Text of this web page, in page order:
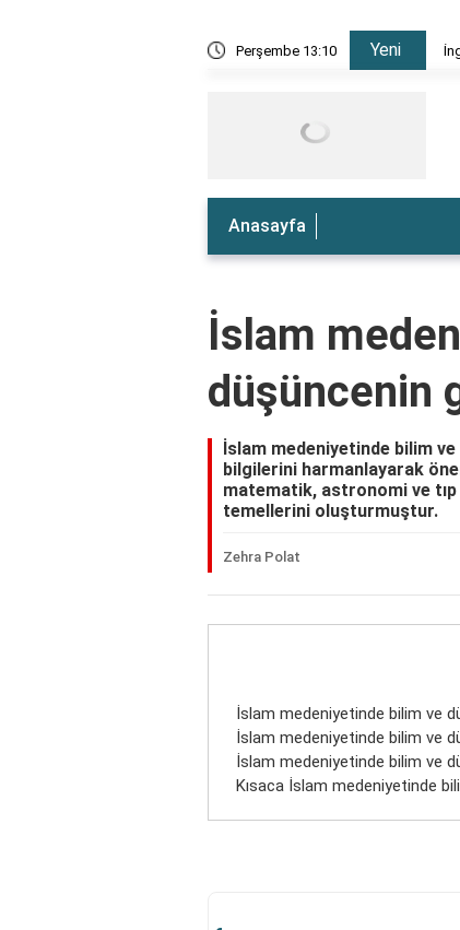
Perşembe 13:10 Yeni
Anasayfa
İslam
düşüncenin
İslam medeniyetinde bilim
bilgilerini harmanlayarak
matematik, astronomi ve tıp
temellerini oluşturmuştur.
Zehra Polat
İslam medeniyetinde bilim ve
İslam medeniyetinde bilim ve
İslam medeniyetinde bilim ve
Kısaca İslam medeniyetinde